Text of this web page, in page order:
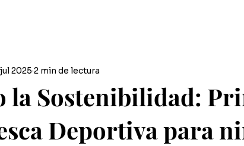
la Sostenibilidad:
Deportiva para
2025 2 min de lectura